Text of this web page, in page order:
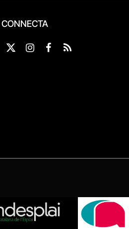
CONNECTA
X
Instagram
Facebook
RSS